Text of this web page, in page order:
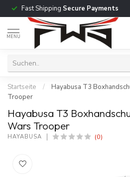
Fast Shipping Secure Payments
MENU
Startseite /
Hayabusa T3
Trooper
Hayabusa T3
Wars Trooper
HAYABUSA (0)